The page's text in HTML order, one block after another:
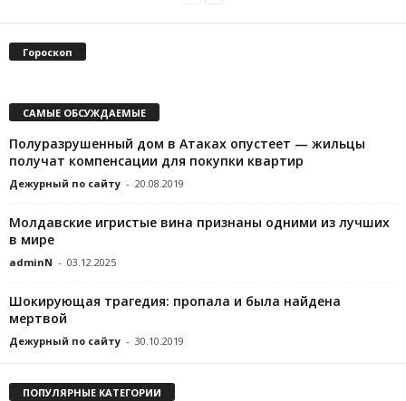
Гороскоп
САМЫЕ ОБСУЖДАЕМЫЕ
Полуразрушенный дом в Атаках опустеет — жильцы
получат компенсации для покупки квартир
Дежурный по сайту - 20.08.2019
Молдавские игристые вина признаны одними из лучших
в мире
adminN - 03.12.2025
Шокирующая трагедия: пропала и была найдена
мертвой
Дежурный по сайту - 30.10.2019
ПОПУЛЯРНЫЕ КАТЕГОРИИ